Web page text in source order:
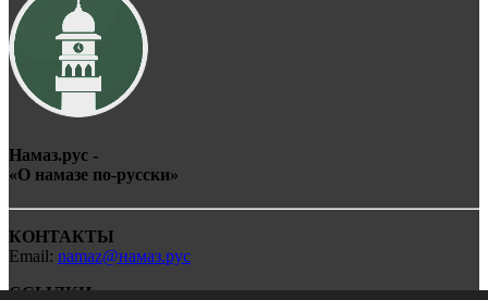
Намаз.рус -
«О намазе по-русски»
КОНТАКТЫ
Email: namaz@намаз.рус
ССЫЛКИ